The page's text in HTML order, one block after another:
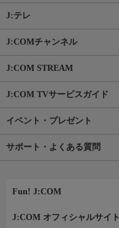
J:テレ
J:COMチャンネル
J:COM STREAM
J:COM TVサービスガイド
イベント・プレゼント
サポート・よくある質問
Fun! J:COM
J:COM オフィシャルサイト